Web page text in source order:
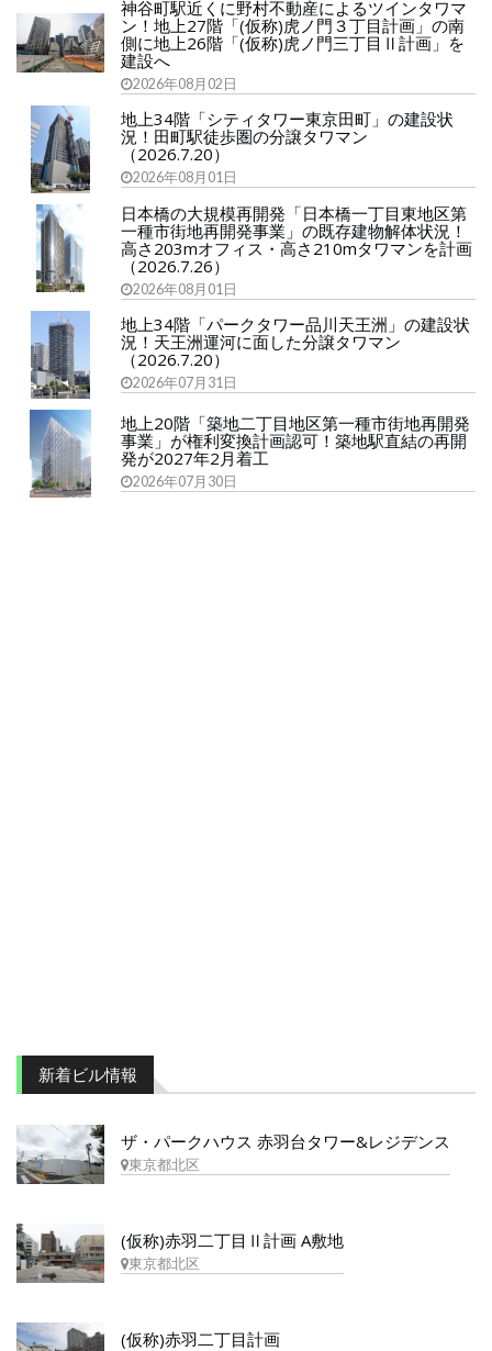
神谷町駅近くに野村不動産によるツインタワマ
ン！地上27階「(仮称)虎ノ門３丁目計画」の南
側に地上26階「(仮称)虎ノ門三丁目Ⅱ計画」を
建設へ
2026年08月02日
地上34階「シティタワー東京田町」の建設状
況！田町駅徒歩圏の分譲タワマン
（2026.7.20）
2026年08月01日
日本橋の大規模再開発「日本橋一丁目東地区第
一種市街地再開発事業」の既存建物解体状況！
高さ203mオフィス・高さ210mタワマンを計画
（2026.7.26）
2026年08月01日
地上34階「パークタワー品川天王洲」の建設状
況！天王洲運河に面した分譲タワマン
（2026.7.20）
2026年07月31日
地上20階「築地二丁目地区第一種市街地再開発
事業」が権利変換計画認可！築地駅直結の再開
発が2027年2月着工
2026年07月30日
新着ビル情報
ザ・パークハウス 赤羽台タワー&レジデンス
東京都北区
(仮称)赤羽二丁目Ⅱ計画 A敷地
東京都北区
(仮称)赤羽二丁目計画